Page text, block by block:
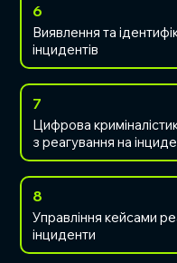
6
Виявлення та
інцидентів
7
Цифрова
з реагування на
8
Управління кейсами
інциденти